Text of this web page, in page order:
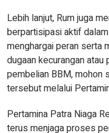
Lebih lanjut, Rum juga
berpartisipasi aktif
menghargai peran serta
dugaan kecurangan
pembelian BBM, mohon
tersebut melalui
Pertamina Patra Niaga
terus menjaga proses